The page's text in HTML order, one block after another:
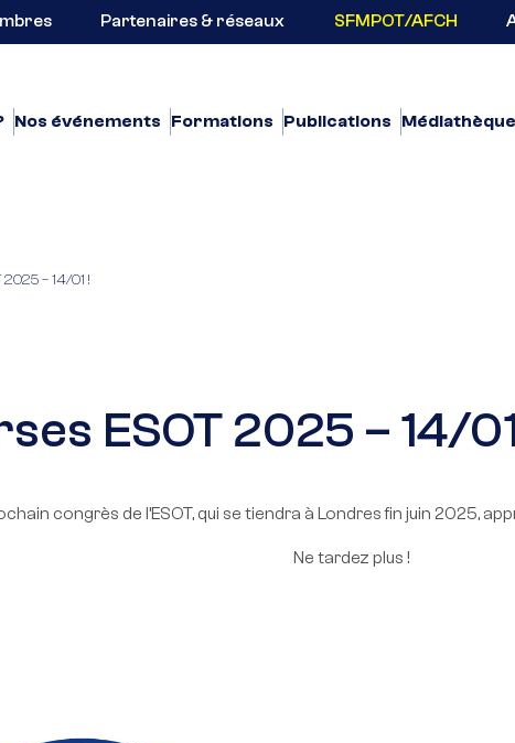
Partenaires & réseaux SFMPOT/AFCH
Nos événements Formations Publications Médiathèque
– 14/01 !
ESOT 2025 – 14/
congrès de l’ESOT, qui se tiendra à Londres fin juin 2025,
Ne tardez plus !